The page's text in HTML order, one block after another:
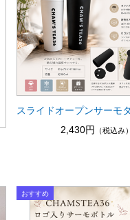
スライドオープンサーモ
2,430円
（税込み）